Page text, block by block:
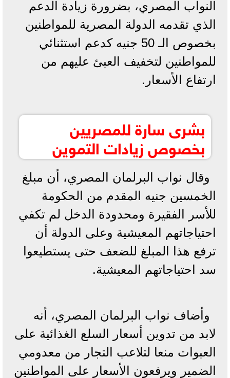
النواب المصري، بضرورة زيادة الدعم
الذي تقدمه الدولة المصرية للمواطنين
بخصوص الـ 50 جنيه كدعم استثنائي
للمواطنين لتخفيف العبئ عليهم من
ارتفاع الأسعار.
بشرى سارة للمصريين
بخصوص زيادات التموين
وقال نواب البرلمان المصري، أن مبلغ
الخمسين جنيه المقدم من الحكومة
للأسر الفقيرة ومحدودة الدخل لم تكفي
احتياجاتهم المعيشية وعلى الدولة أن
ترفع هذا المبلغ للضعف حتى يستطيعوا
سد احتياجاتهم المعيشية.
وأضاف نواب البرلمان المصري، أنه
لابد من تدوين أسعار السلع الغذائية على
العبوات منعا لتلاعب التجار من معدومي
الضمير ويرفعون الأسعار على المواطنين